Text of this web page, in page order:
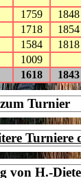
1759 1848
1718 1854
1584 1818
1009
1618
1843
zum Turnier
von H.-